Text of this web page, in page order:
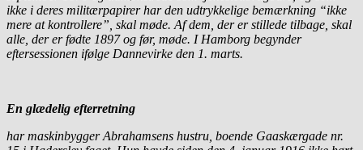
ikke i deres militærpapirer har den udtrykkelige bemærkning “ikke
mere at kontrollere”, skal møde. Af dem, der er stillede tilbage, skal
alle, der er fødte 1897 og før, møde. I Hamborg begynder
eftersessionen ifølge Dannevirke den 1. marts.
En glædelig efterretning
har maskinbygger Abrahamsens hustru, boende Gaaskærgade nr.